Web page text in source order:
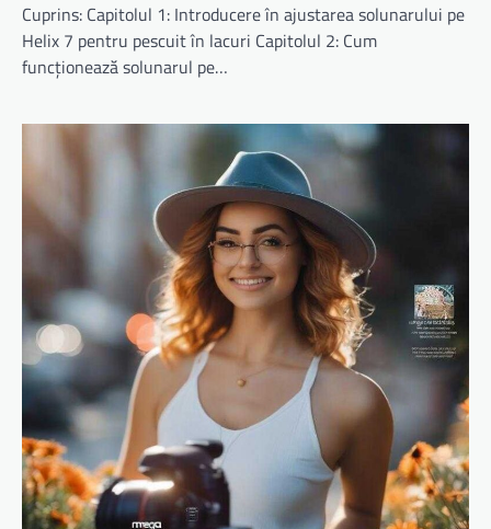
Cuprins: Capitolul 1: Introducere în ajustarea solunarului pe
Helix 7 pentru pescuit în lacuri Capitolul 2: Cum
funcționează solunarul pe…